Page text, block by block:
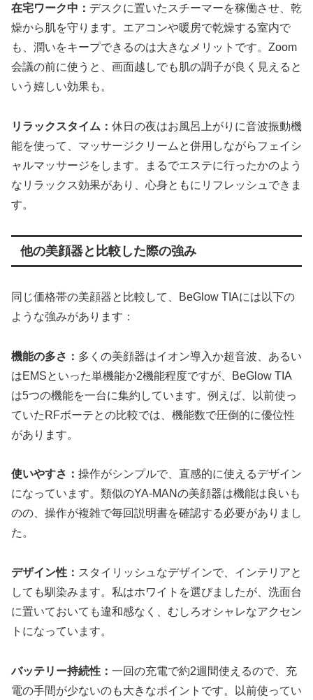
在宅ワーク中： デスクに置いたスチーマーを稼働させ、乾
燥から肌を守ります。エアコンや暖房で乾燥する室内で
も、潤いをキープできるのは大きなメリットです。Zoom
会議の前に使うと、画面越しでも肌の調子が良く見えると
いう嬉しい効果も。
リラックスタイム： 休日の夜はお風呂上がりに音波振動機
能を使って、マッサージクリームと併用しながらフェイシ
ャルマッサージをします。まるでエステに行ったかのよう
なリラックス効果があり、心身ともにリフレッシュできま
す。
他の美顔器と比較した際の強み
同じ価格帯の美顔器と比較して、BeGlow TIAには以下の
ような強みがあります：
機能の多さ： 多くの美顔器はイオン導入か超音波、あるい
はEMSといった単機能か2機能程度ですが、BeGlow TIA
は5つの機能を一台に集約しています。例えば、以前使っ
ていたRFボーテとの比較では、機能数で圧倒的に優位性
があります。
使いやすさ： 操作がシンプルで、直感的に使えるデザイン
になっています。類似のYA-MANの美顔器は機能は良いも
のの、操作が複雑で毎回説明書を確認する必要がありまし
た。
デザイン性： スタイリッシュなデザインで、インテリアと
しても馴染みます。私はホワイトを選びましたが、洗面台
に置いておいても違和感なく、むしろオシャレなアクセン
トになっています。
バッテリー持続性： 一回の充電で約2週間使えるので、充
電の手間が少ないのも大きなポイントです。以前使ってい